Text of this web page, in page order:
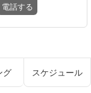
電話する
グ スケジュール